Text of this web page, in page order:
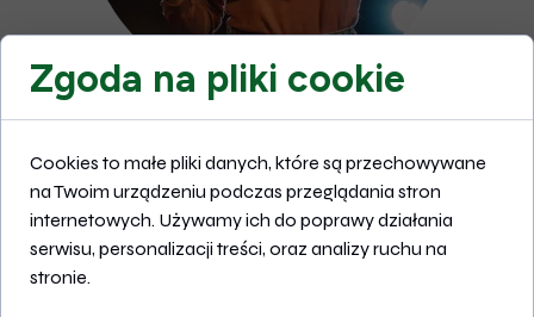
Marzysz o karierze na scenie? Oferujemy
profesjonalneprzygotowanie do
egzaminów w szkołach
Zgoda na pliki cookie
Cookies to małe pliki danych, które są przechowywane
na Twoim urządzeniu podczas przeglądania stron
internetowych. Używamy ich do poprawy działania
serwisu, personalizacji treści, oraz analizy ruchu na
stronie.